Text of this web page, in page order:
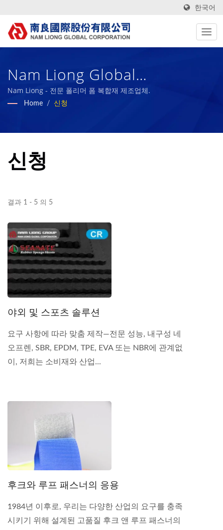
한국어
Nam Liong Global
Corporation,Tainan Branch
Nam Liong - 전문 폴리머 폼 복합재 제조업체.
Home / 신청
신청
결과 1 - 5 의 5
야외 및 스포츠 솔루션
요구 사항에 따라 맞춤 제작—전문 성능, 내구성 네
오프렌, SBR, EPDM, TPE, EVA 또는 NBR에 관계없
이, 저희는 소비재와 산업...
후크와 루프 패스너의 응용
1984년 이후로, 우리는 다양한 산업의 요구를 충족
시키기 위해 설계된 고품질 후크 앤 루프 패스너의